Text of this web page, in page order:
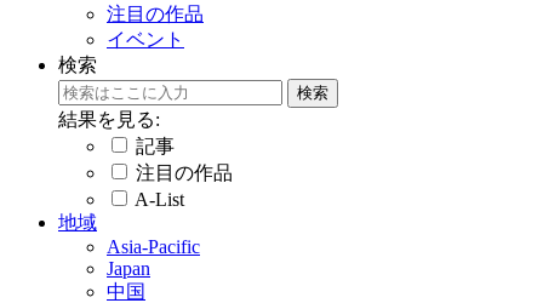
注目の作品
イベント
検索
結果を見る:
記事
注目の作品
A-List
地域
Asia-Pacific
Japan
中国